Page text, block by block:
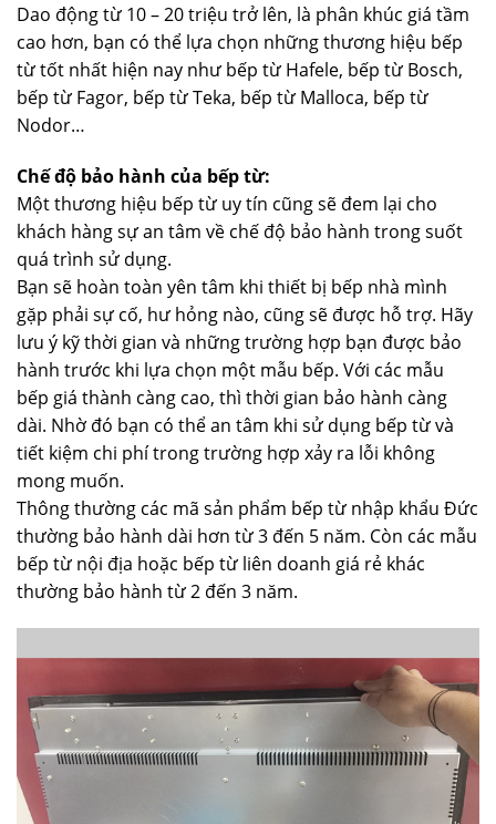
Dao động từ 10 – 20 triệu trở lên, là phân khúc giá tầm
cao hơn, bạn có thể lựa chọn những thương hiệu bếp
từ tốt nhất hiện nay như bếp từ Hafele, bếp từ Bosch,
bếp từ Fagor, bếp từ Teka, bếp từ Malloca, bếp từ
Nodor…
Chế độ bảo hành của bếp từ:
Một thương hiệu bếp từ uy tín cũng sẽ đem lại cho
khách hàng sự an tâm về chế độ bảo hành trong suốt
quá trình sử dụng.
Bạn sẽ hoàn toàn yên tâm khi thiết bị bếp nhà mình
gặp phải sự cố, hư hỏng nào, cũng sẽ được hỗ trợ. Hãy
lưu ý kỹ thời gian và những trường hợp bạn được bảo
hành trước khi lựa chọn một mẫu bếp. Với các mẫu
bếp giá thành càng cao, thì thời gian bảo hành càng
dài. Nhờ đó bạn có thể an tâm khi sử dụng bếp từ và
tiết kiệm chi phí trong trường hợp xảy ra lỗi không
mong muốn.
Thông thường các mã sản phẩm bếp từ nhập khẩu Đức
thường bảo hành dài hơn từ 3 đến 5 năm. Còn các mẫu
bếp từ nội địa hoặc bếp từ liên doanh giá rẻ khác
thường bảo hành từ 2 đến 3 năm.